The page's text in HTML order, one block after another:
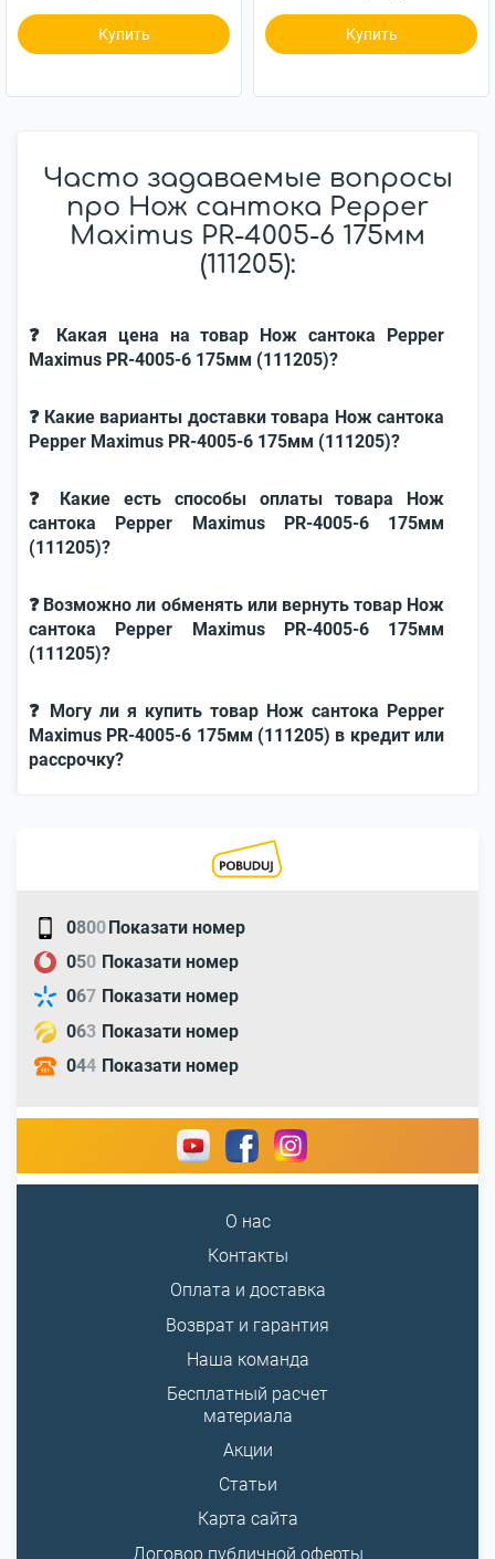
Купить Купить
Часто задаваемые вопросы
про Нож сантока Pepper
Maximus PR-4005-6 175мм
(111205):
❓ Какая цена на товар Нож сантока Pepper
Maximus PR-4005-6 175мм (111205)?
❓ Какие варианты доставки товара Нож сантока
Pepper Maximus PR-4005-6 175мм (111205)?
❓ Какие есть способы оплаты товара Нож
сантока Pepper Maximus PR-4005-6 175мм
(111205)?
❓ Возможно ли обменять или вернуть товар Нож
сантока Pepper Maximus PR-4005-6 175мм
(111205)?
❓ Могу ли я купить товар Нож сантока Pepper
Maximus PR-4005-6 175мм (111205) в кредит или
рассрочку?
0800Показати номер
050 Показати номер
067 Показати номер
063 Показати номер
044 Показати номер
О нас
Контакты
Оплата и доставка
Возврат и гарантия
Наша команда
Бесплатный расчет
материала
Акции
Статьи
Карта сайта
Договор публичной оферты